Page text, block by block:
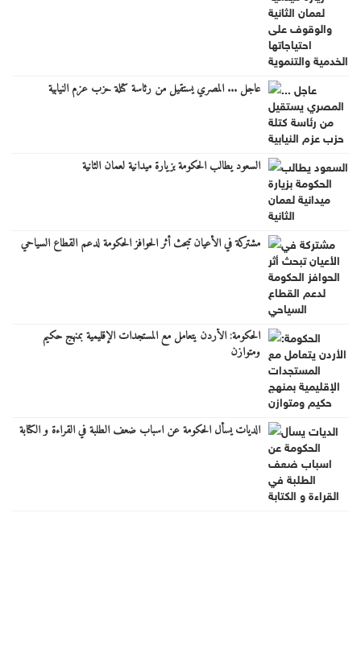
عاجل ... المصري يستقيل من رئاسة كتلة حزب عزم النيابية
السعود يطالب الحكومة بزيارة ميدانية لعمان الثانية
مشتركة في الأعيان تبحث أثر الحوافز الحكومة لدعم القطاع السياحي
الحكومة: الأردن يتعامل مع المستجدات الإقليمية بمنهج حكيم
ومتوازن
الديات يسأل الحكومة عن اسباب ضعف الطلبة في القراءة و الكتابة